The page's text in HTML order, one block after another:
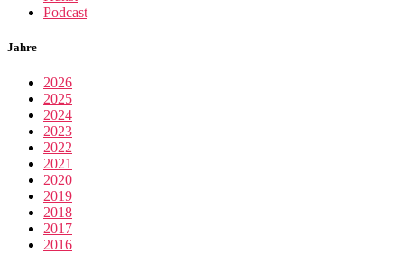
Podcast
Jahre
2026
2025
2024
2023
2022
2021
2020
2019
2018
2017
2016